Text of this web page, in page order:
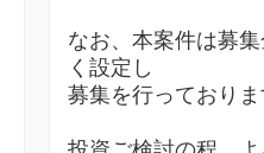
なお、本案件は募
く設定し
募集を行っておりま